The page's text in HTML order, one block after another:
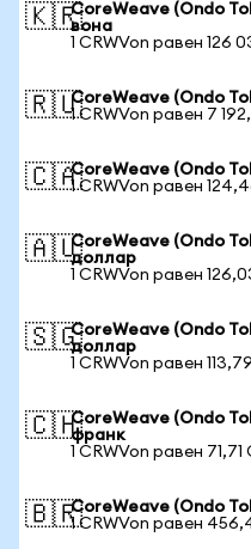
🇰🇷CoreWeave (Ondo
вона
1 CRWVon равен 126
🇷🇺CoreWeave (Ondo
1 CRWVon равен 7
🇨🇦CoreWeave (Ondo
1 CRWVon равен
🇦🇺CoreWeave (Ondo
доллар
1 CRWVon равен
🇸🇬CoreWeave (Ondo
доллар
1 CRWVon равен
🇨🇭CoreWeave (Ondo
франк
1 CRWVon равен 71,71
🇧🇷CoreWeave (Ondo
1 CRWVon равен